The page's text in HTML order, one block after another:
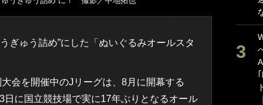
ぎゅう詰め”にした「ぬいぐるみオールスタ
会を開催中のJリーグは、8月に開幕する
に国立競技場で実に17年ぶりとなるオール